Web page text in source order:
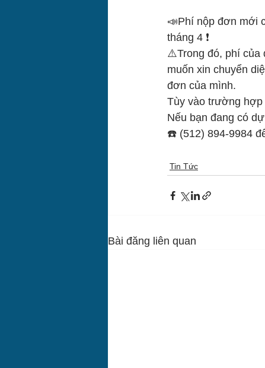
📣Phí nộp đơn mới
tháng 4 ❗️
⚠️Trong đó, phí của
muốn xin chuyển
đơn của mình.
Tùy vào trường hợp
Nếu bạn đang có
☎️ (512) 894-9984
Tin Tức
Bài đăng liên quan